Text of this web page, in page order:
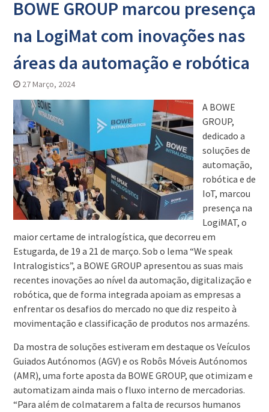
BOWE GROUP marcou presença
na LogiMat com inovações nas
áreas da automação e robótica
27 Março, 2024
A BOWE
GROUP,
dedicado a
soluções de
automação,
robótica e de
IoT, marcou
presença na
LogiMAT, o
maior certame de intralogística, que decorreu em
Estugarda, de 19 a 21 de março. Sob o lema “We speak
Intralogistics”, a BOWE GROUP apresentou as suas mais
recentes inovações ao nível da automação, digitalização e
robótica, que de forma integrada apoiam as empresas a
enfrentar os desafios do mercado no que diz respeito à
movimentação e classificação de produtos nos armazéns.
Da mostra de soluções estiveram em destaque os Veículos
Guiados Autónomos (AGV) e os Robôs Móveis Autónomos
(AMR), uma forte aposta da BOWE GROUP, que otimizam e
automatizam ainda mais o fluxo interno de mercadorias.
“Para além de colmatarem a falta de recursos humanos